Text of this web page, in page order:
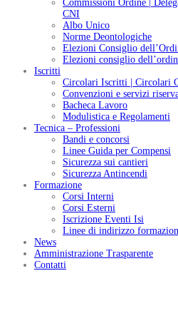
Commissioni Ordine |
CNI
Albo Unico
Norme Deontologiche
Elezioni Consiglio
Elezioni consiglio
Iscritti
Circolari Iscritti | Circolari
Convenzioni e servizi
Bacheca Lavoro
Modulistica e Regolamenti
Tecnica – Professioni
Bandi e concorsi
Linee Guida per Compensi
Sicurezza sui cantieri
Sicurezza Antincendi
Formazione
Corsi Interni
Corsi Esterni
Iscrizione Eventi Isi
Linee di indirizzo
News
Amministrazione Trasparente
Contatti